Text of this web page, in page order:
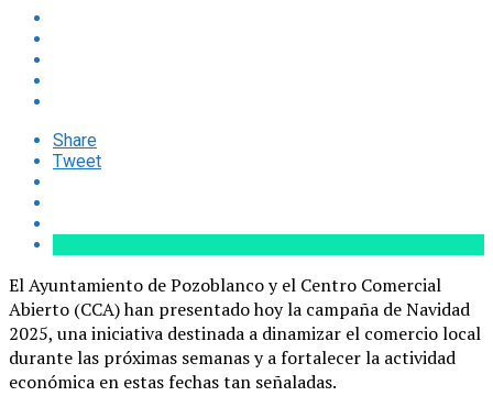
Share
Tweet
El Ayuntamiento de Pozoblanco y el Centro Comercial
Abierto (CCA) han presentado hoy la campaña de Navidad
2025, una iniciativa destinada a dinamizar el comercio local
durante las próximas semanas y a fortalecer la actividad
económica en estas fechas tan señaladas.